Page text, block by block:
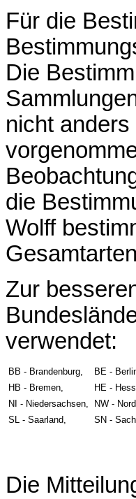
Für die
Die
nicht
die
Wolff
Zur
verwendet:
BB - Brandenburg, BE -
HB - Bremen,
HE -
NI - Niedersachsen,
NW -
SL - Saarland,
SN -
Die